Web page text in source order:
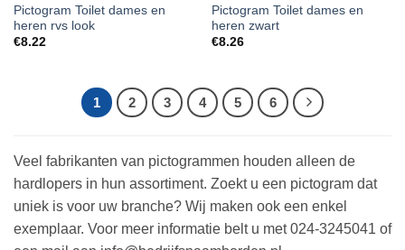
Pictogram Toilet dames en
heren rvs look
€8.22
Pictogram Toilet dames en
heren zwart
€8.26
1 2 3 4 5 6
Veel fabrikanten van pictogrammen houden alleen de
hardlopers in hun assortiment. Zoekt u een pictogram dat
uniek is voor uw branche? Wij maken ook een enkel
exemplaar. Voor meer informatie belt u met 024-3245041 of